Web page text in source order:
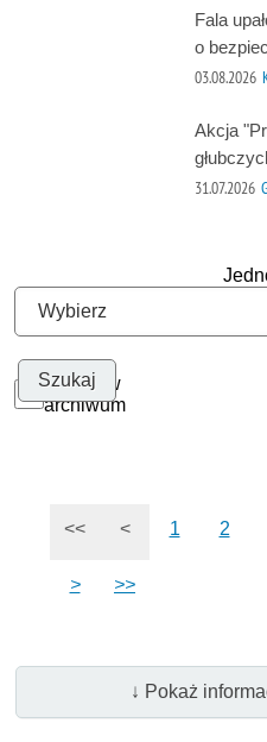
Fala
o
03.08.2026
Akcja
31.07.2026
Szukaj w
archiwum
<< < 1 2
> >>
↓ Pokaż